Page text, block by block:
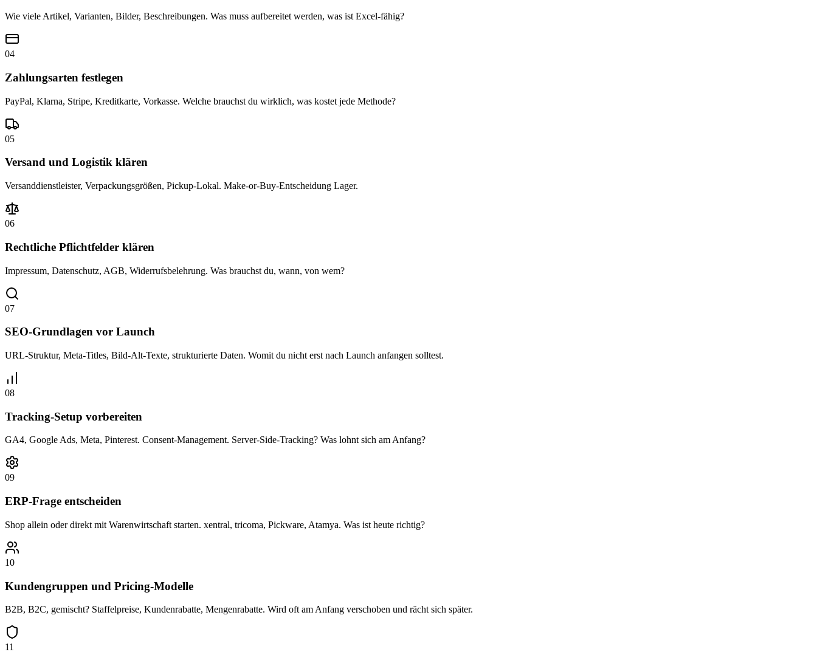
Wie viele Artikel, Varianten, Bilder, Beschreibungen. Was muss aufbereitet werden, was ist Excel-fähig?
04
Zahlungsarten festlegen
PayPal, Klarna, Stripe, Kreditkarte, Vorkasse. Welche brauchst du wirklich, was kostet jede Methode?
05
Versand und Logistik klären
Versanddienstleister, Verpackungsgrößen, Pickup-Lokal. Make-or-Buy-Entscheidung Lager.
06
Rechtliche Pflichtfelder klären
Impressum, Datenschutz, AGB, Widerrufsbelehrung. Was brauchst du, wann, von wem?
07
SEO-Grundlagen vor Launch
URL-Struktur, Meta-Titles, Bild-Alt-Texte, strukturierte Daten. Womit du nicht erst nach Launch anfangen solltest.
08
Tracking-Setup vorbereiten
GA4, Google Ads, Meta, Pinterest. Consent-Management. Server-Side-Tracking? Was lohnt sich am Anfang?
09
ERP-Frage entscheiden
Shop allein oder direkt mit Warenwirtschaft starten. xentral, tricoma, Pickware, Atamya. Was ist heute richtig?
10
Kundengruppen und Pricing-Modelle
B2B, B2C, gemischt? Staffelpreise, Kundenrabatte, Mengenrabatte. Wird oft am Anfang verschoben und rächt sich später.
11